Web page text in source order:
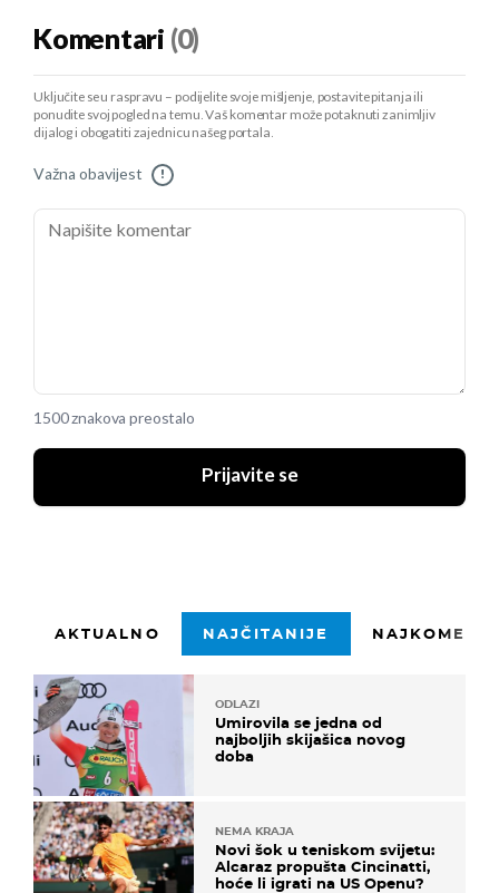
Komentari (0)
Uključite se u raspravu – podijelite svoje mišljenje, postavite pitanja ili
ponudite svoj pogled na temu. Vaš komentar može potaknuti zanimljiv
dijalog i obogatiti zajednicu našeg portala.
Važna obavijest !
1500 znakova preostalo
Prijavite se
AKTUALNO NAJČITANIJE
ODLAZI
Umirovila se jedna od
najboljih skijašica novog
doba
NEMA KRAJA
Novi šok u teniskom svijetu:
Alcaraz propušta Cincinatti,
hoće li igrati na US Openu?